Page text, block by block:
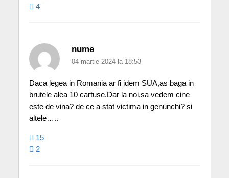
4
nume
04 martie 2024 la 18:53
Daca legea in Romania ar fi idem SUA,as baga in
brutele alea 10 cartuse.Dar la noi,sa vedem cine
este de vina? de ce a stat victima in genunchi? si
altele…..
15
2